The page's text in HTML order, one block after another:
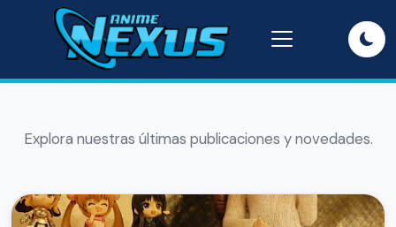
Explora nuestras últimas publicaciones y novedades.